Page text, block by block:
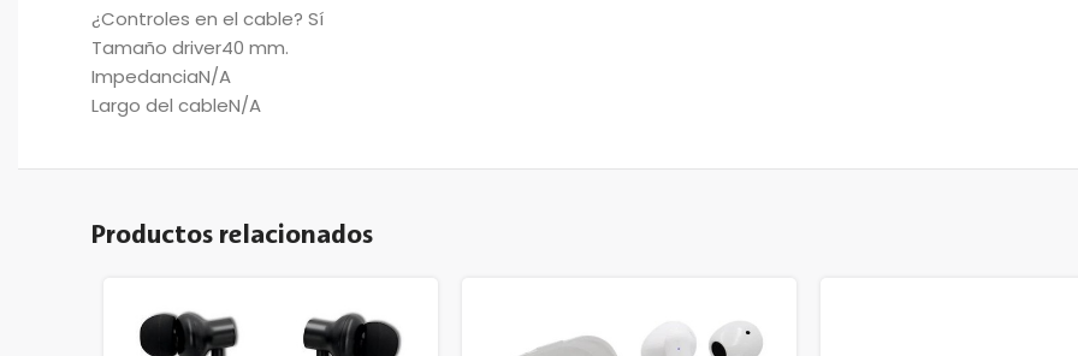
¿Controles en el cable? Sí
Tamaño driver40 mm.
ImpedanciaN/A
Largo del cableN/A
Productos relacionados